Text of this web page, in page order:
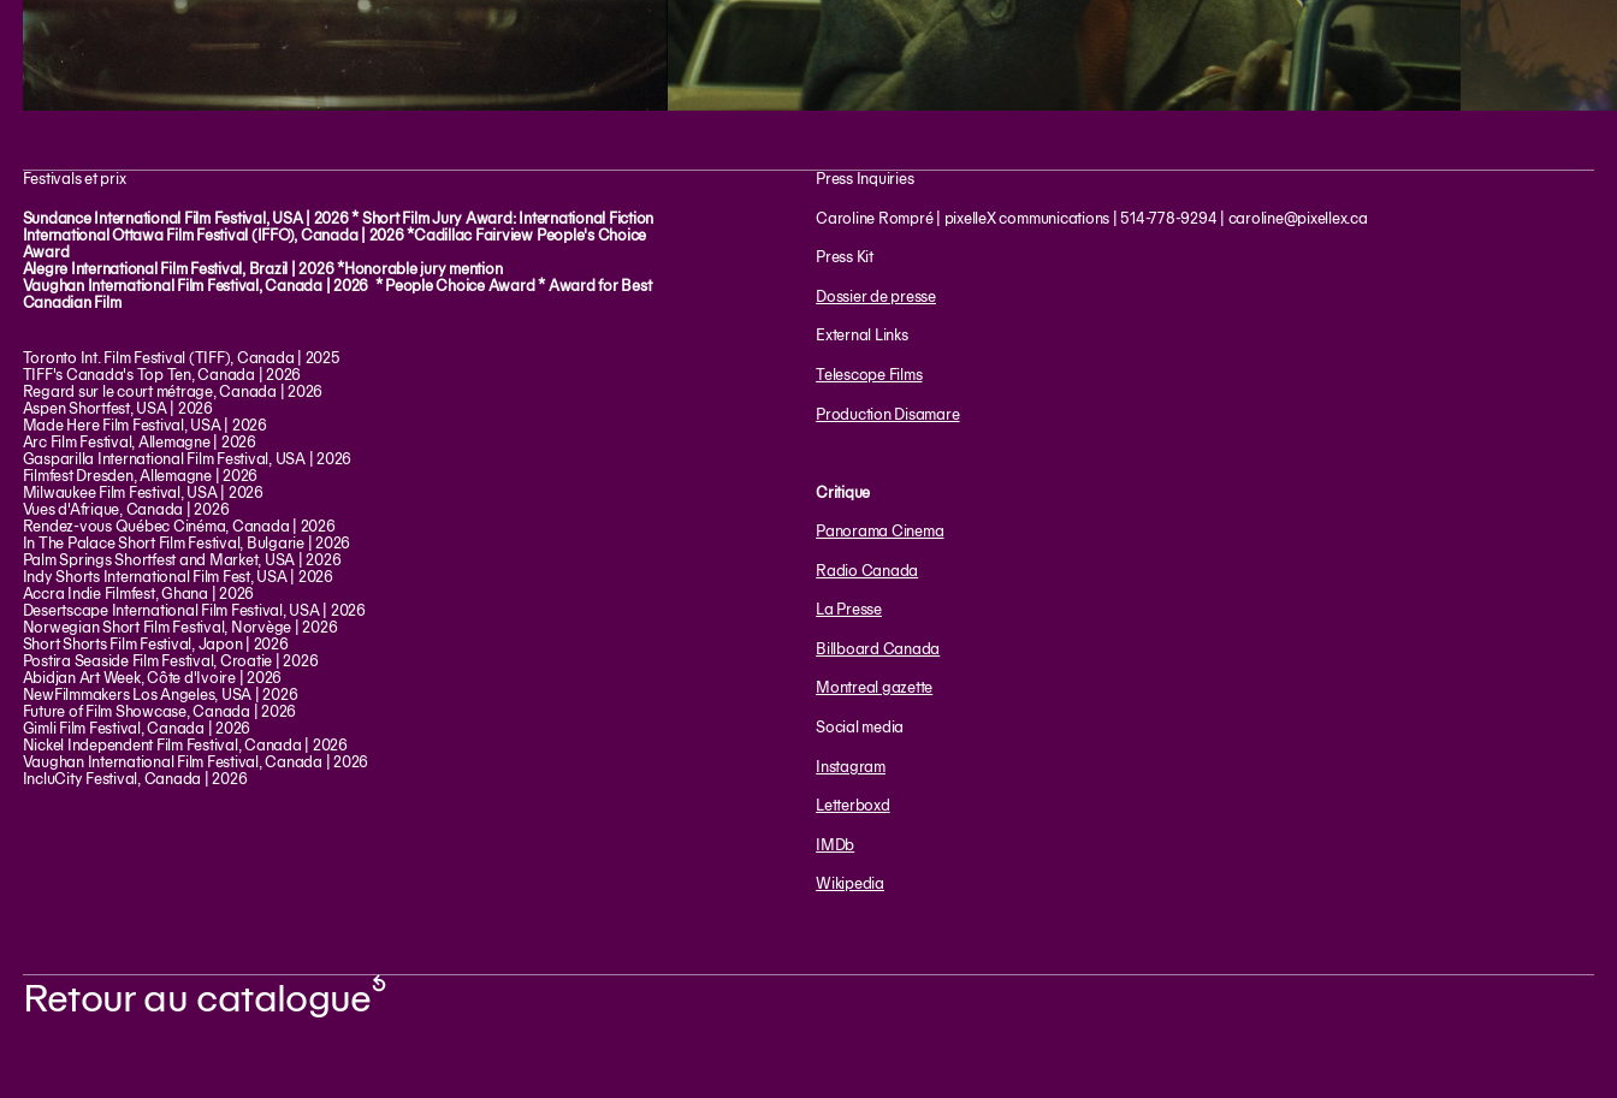
Festivals et prix
Sundance International Film Festival, USA | 2026 * Short Film Jury Award: International Fiction
International Ottawa Film Festival (IFFO), Canada | 2026 *Cadillac Fairview People's Choice
Award
Alegre International Film Festival, Brazil | 2026 *Honorable jury mention
Vaughan International Film Festival, Canada | 2026 * People Choice Award * Award for Best
Canadian Film
Toronto Int. Film Festival (TIFF), Canada | 2025
TIFF's Canada's Top Ten, Canada | 2026
Regard sur le court métrage, Canada | 2026
Aspen Shortfest, USA | 2026
Made Here Film Festival, USA | 2026
Arc Film Festival, Allemagne | 2026
Gasparilla International Film Festival, USA | 2026
Filmfest Dresden, Allemagne | 2026
Milwaukee Film Festival, USA | 2026
Vues d'Afrique, Canada | 2026
Rendez-vous Québec Cinéma, Canada | 2026
In The Palace Short Film Festival, Bulgarie | 2026
Palm Springs Shortfest and Market, USA | 2026
Indy Shorts International Film Fest, USA | 2026
Accra Indie Filmfest, Ghana | 2026
Desertscape International Film Festival, USA | 2026
Norwegian Short Film Festival, Norvège | 2026
Short Shorts Film Festival, Japon | 2026
Postira Seaside Film Festival, Croatie | 2026
Abidjan Art Week, Côte d'Ivoire | 2026
NewFilmmakers Los Angeles, USA | 2026
Future of Film Showcase, Canada | 2026
Gimli Film Festival, Canada | 2026
Nickel Independent Film Festival, Canada | 2026
Vaughan International Film Festival, Canada | 2026
IncluCity Festival, Canada | 2026
Press Inquiries
Caroline Rompré | pixelleX communications | 514-778-9294 | caroline@pixellex.ca
Press Kit
Dossier de presse
External Links
Telescope Films
Production Disamare
Critique
Panorama Cinema
Radio Canada
La Presse
Billboard Canada
Montreal gazette
Social media
Instagram
Letterboxd
IMDb
Wikipedia
Retour au catalogue